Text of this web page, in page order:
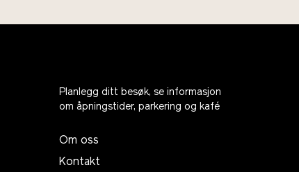
Planlegg ditt besøk, se informasjon
om åpningstider, parkering og kafé
Om oss
Kontakt